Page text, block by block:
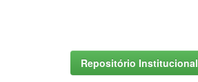
Repositório Institucional